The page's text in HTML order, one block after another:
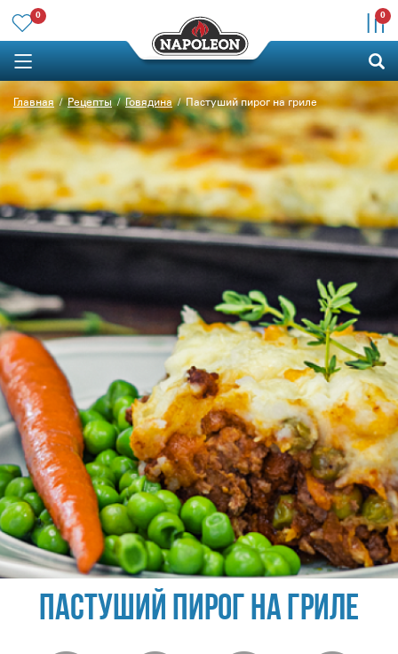
0 0
Главная Рецепты Говядина Пастуший пирог на гриле
Пастуший пирог на гриле